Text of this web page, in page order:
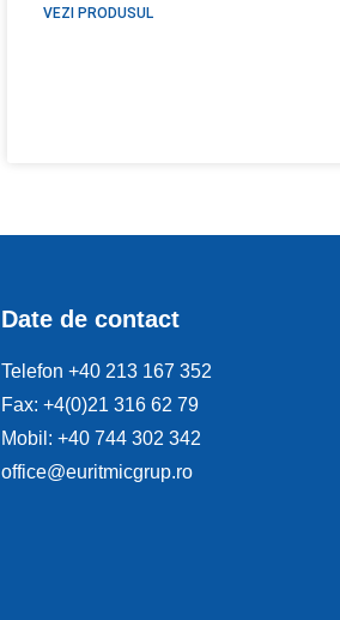
VEZI PRODUSUL
Date de contact
Telefon +40 213 167 352
Fax: +4(0)21 316 62 79
Mobil: +40 744 302 342
office@euritmicgrup.ro